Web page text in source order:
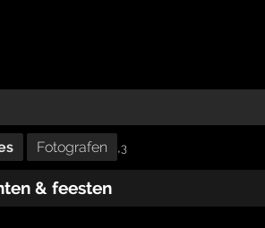
Fotografen ,3
& feesten